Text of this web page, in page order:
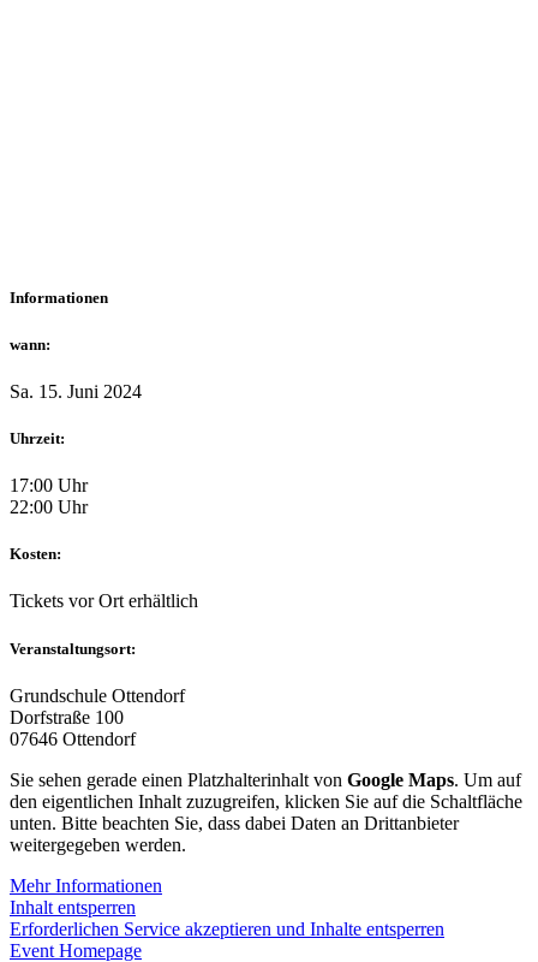
Informationen
wann:
Sa. 15. Juni 2024
Uhrzeit:
17:00 Uhr
22:00 Uhr
Kosten:
Tickets vor Ort erhältlich
Veranstaltungsort:
Grundschule Ottendorf
Dorfstraße 100
07646 Ottendorf
Sie sehen gerade einen Platzhalterinhalt von Google Maps. Um auf
den eigentlichen Inhalt zuzugreifen, klicken Sie auf die Schaltfläche
unten. Bitte beachten Sie, dass dabei Daten an Drittanbieter
weitergegeben werden.
Mehr Informationen
Inhalt entsperren
Erforderlichen Service akzeptieren und Inhalte entsperren
Event Homepage